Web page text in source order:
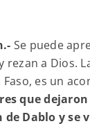
Se puede
rezan a Dios.
es un
que
de Dablo y